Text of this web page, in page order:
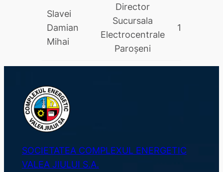
Slavei
Damian
Mihai
Director
Sucursala
Electrocentrale
Paroșeni
16.01.2026
SOCIETATEA COMPLEXUL ENERGETIC
VALEA JIULUI S.A.